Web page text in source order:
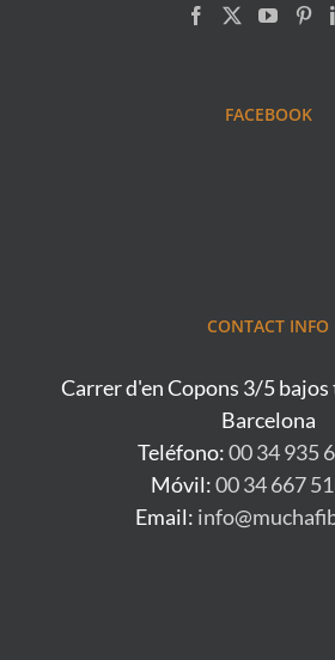
FACEBOOK
CONTACT INFO
Carrer d'en Copons 3/5
Barcelona
Teléfono:00 34 935
Móvil:00 34 667
Email: